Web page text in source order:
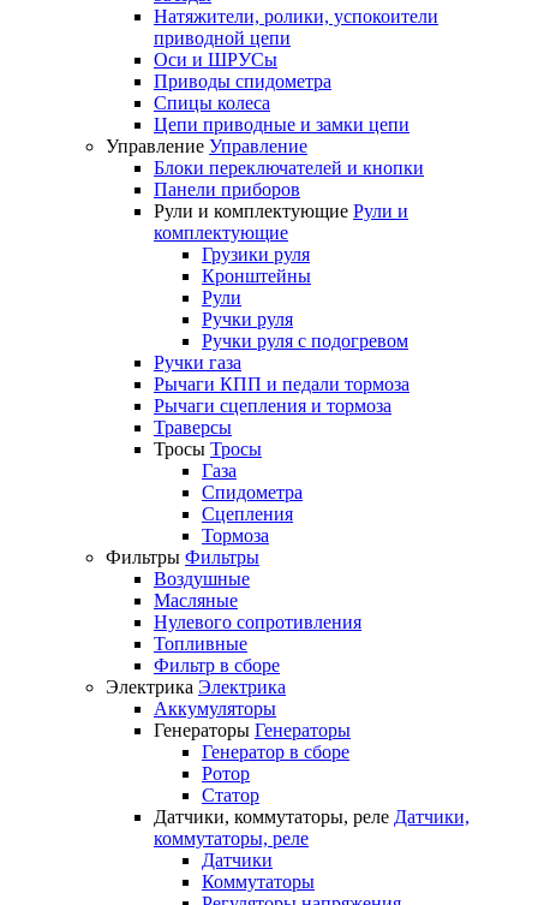
Натяжители, ролики, успокоители
приводной цепи
Оси и ШРУСы
Приводы спидометра
Спицы колеса
Цепи приводные и замки цепи
Управление Управление
Блоки переключателей и кнопки
Панели приборов
Рули и комплектующие Рули и
комплектующие
Грузики руля
Кронштейны
Рули
Ручки руля
Ручки руля с подогревом
Ручки газа
Рычаги КПП и педали тормоза
Рычаги сцепления и тормоза
Траверсы
Тросы Тросы
Газа
Спидометра
Сцепления
Тормоза
Фильтры Фильтры
Воздушные
Масляные
Нулевого сопротивления
Топливные
Фильтр в сборе
Электрика Электрика
Аккумуляторы
Генераторы Генераторы
Генератор в сборе
Ротор
Статор
Датчики, коммутаторы, реле Датчики,
коммутаторы, реле
Датчики
Коммутаторы